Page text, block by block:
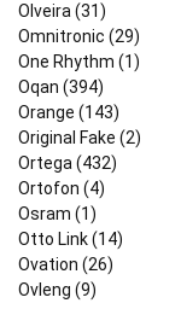
Olveira (31)
Omnitronic (29)
One Rhythm (1)
Oqan (394)
Orange (143)
Original Fake (2)
Ortega (432)
Ortofon (4)
Osram (1)
Otto Link (14)
Ovation (26)
Ovleng (9)